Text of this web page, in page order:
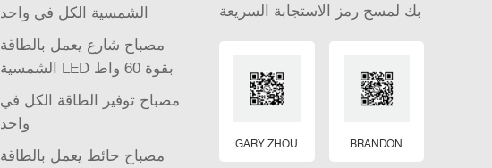
الشمسية الكل في واحد
مصباح شارع يعمل بالطاقة
الشمسية LED بقوة 60 واط
مصباح توفير الطاقة الكل في
واحد
مصباح حائط يعمل بالطاقة
بك لمسح رمز الاستجابة السريعة
GARY ZHOU BRANDON